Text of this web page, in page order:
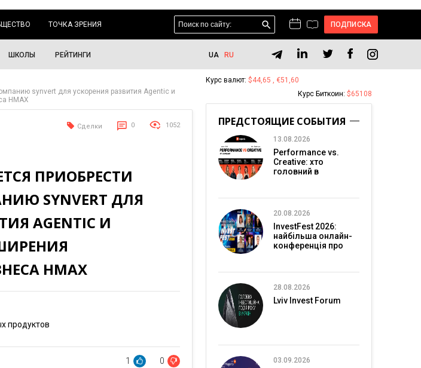
ТОЧКА ЗРЕНИЯ ПОДПИСКА
ШКОЛЫ РЕЙТИНГИ UA RU
synvert для ускорения развития Agentic и
HMAX
Сделки 0 1052
ПРИОБРЕСТИ
SYNVERT ДЛЯ
AGENTIC И
HMAX
продуктов
1 0
Курс валют: $44,65 , €51,60
Курс Биткоин: $65108
ПРЕДСТОЯЩИЕ СОБЫТИЯ
13.08.2026
Performance vs.
Creative: хто
головний в
20.08.2026
InvestFest 2026:
найбільша онлайн-
конференція про
28.08.2026
Lviv Invest Forum
03.09.2026